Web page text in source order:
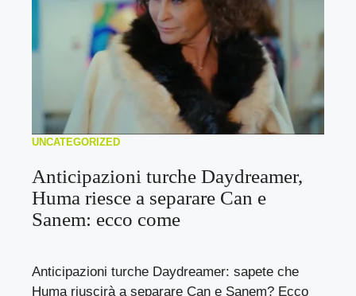
UNCATEGORIZED
Anticipazioni turche Daydreamer,
Huma riesce a separare Can e
Sanem: ecco come
Anticipazioni turche Daydreamer: sapete che
Huma riuscirà a separare Can e Sanem? Ecco